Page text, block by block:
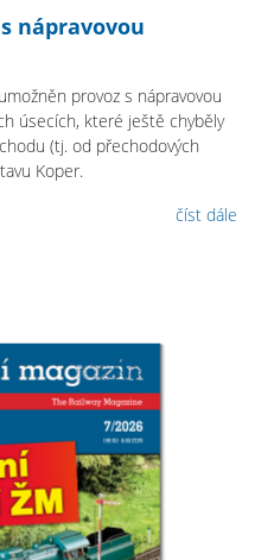
nápravovou
provoz s nápravovou
úsecích, které ještě chyběly
(tj. od přechodových
Koper.
číst dále